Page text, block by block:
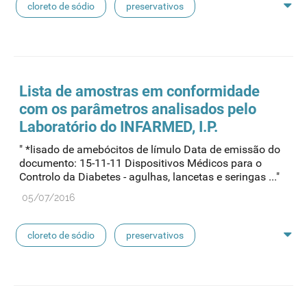
cloreto de sódio preservativos
pensos lancetas luvas cirúrgicas
concentrados de hemodiálise lavagem nasal
linhas de perfusão
Lista de amostras em conformidade
com os parâmetros analisados pelo
Laboratório do INFARMED, I.P.
" *lisado de amebócitos de límulo Data de emissão do
documento: 15-11-11 Dispositivos Médicos para o
Controlo da Diabetes - agulhas, lancetas e seringas ..."
05/07/2016
cloreto de sódio preservativos